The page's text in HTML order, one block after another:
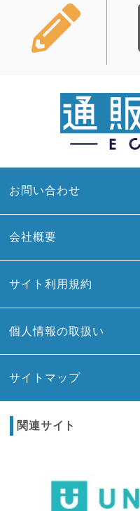
お問い合わせ
会社概要
サイト利用規約
個人情報の取扱い
サイトマップ
関連サイト